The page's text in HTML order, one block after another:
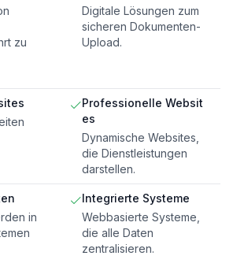
zu
Digitale Lösungen zum
sicheren Dokumenten-
Upload.
Professionelle Websit
es
Dynamische Websites,
die Dienstleistungen
darstellen.
in
Integrierte Systeme
Webbasierte Systeme,
die alle Daten
zentralisieren.